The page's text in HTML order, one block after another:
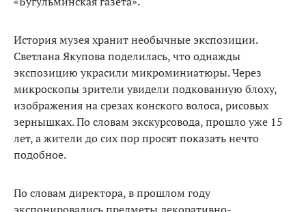
История музея хранит необычные экспозиции.
Светлана Якупова поделилась, что однажды
экспозицию украсили микроминиатюры. Через
микроскопы зрители увидели подкованную блоху,
изображения на срезах конского волоса, рисовых
зернышках. По словам экскурсовода, прошло уже 15
лет, а жители до сих пор просят показать нечто
подобное.
По словам директора, в прошлом году